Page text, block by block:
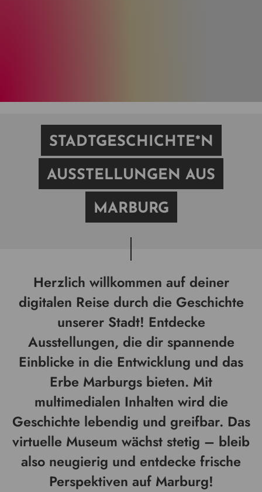
STADTGESCHICHTE*N
AUSSTELLUNGEN AUS
MARBURG
Herzlich willkommen auf deiner
digitalen Reise durch die Geschichte
unserer Stadt! Entdecke
Ausstellungen, die dir spannende
Einblicke in die Entwicklung und das
Erbe Marburgs bieten. Mit
multimedialen Inhalten wird die
Geschichte lebendig und greifbar. Das
virtuelle Museum wächst stetig – bleib
also neugierig und entdecke frische
Perspektiven auf Marburg!